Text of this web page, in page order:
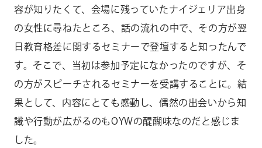
容が知りたくて、会場に残っていたナイジェリア出身
の女性に尋ねたところ、話の流れの中で、その方が翌
日教育格差に関するセミナーで登壇すると知ったんで
す。そこで、当初は参加予定になかったのですが、そ
の方がスピーチされるセミナーを受講することに。結
果として、内容にとても感動し、偶然の出会いから知
識や行動が広がるのもOYWの醍醐味なのだと感じま
した。